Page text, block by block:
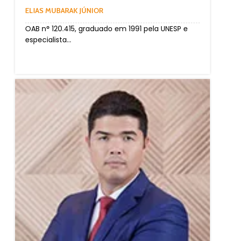
ELIAS MUBARAK JÚNIOR
OAB n° 120.415, graduado em 1991 pela UNESP e
especialista...